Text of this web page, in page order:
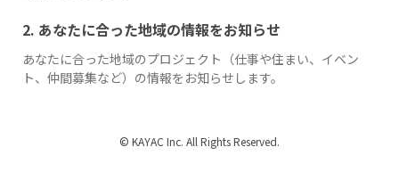
2. あなたに合った地域の情報をお知らせ
あなたに合った地域のプロジェクト（仕事や住まい、イベン
ト、仲間募集など）の情報をお知らせします。
© KAYAC Inc. All Rights Reserved.